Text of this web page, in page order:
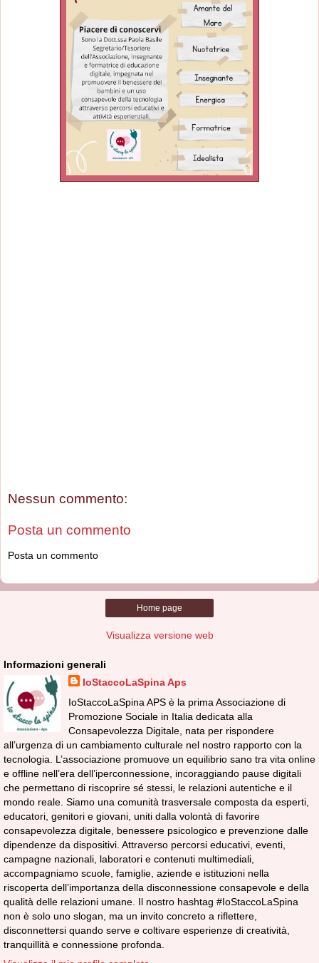
Nessun commento:
Posta un commento
Posta un commento
Home page
Visualizza versione web
Informazioni generali
IoStaccoLaSpina Aps
IoStaccoLaSpina APS è la prima Associazione di
Promozione Sociale in Italia dedicata alla
Consapevolezza Digitale, nata per rispondere
all’urgenza di un cambiamento culturale nel nostro rapporto con la
tecnologia. L’associazione promuove un equilibrio sano tra vita online
e offline nell’era dell’iperconnessione, incoraggiando pause digitali
che permettano di riscoprire sé stessi, le relazioni autentiche e il
mondo reale. Siamo una comunità trasversale composta da esperti,
educatori, genitori e giovani, uniti dalla volontà di favorire
consapevolezza digitale, benessere psicologico e prevenzione dalle
dipendenze da dispositivi. Attraverso percorsi educativi, eventi,
campagne nazionali, laboratori e contenuti multimediali,
accompagniamo scuole, famiglie, aziende e istituzioni nella
riscoperta dell’importanza della disconnessione consapevole e della
qualità delle relazioni umane. Il nostro hashtag #IoStaccoLaSpina
non è solo uno slogan, ma un invito concreto a riflettere,
disconnettersi quando serve e coltivare esperienze di creatività,
tranquillità e connessione profonda.